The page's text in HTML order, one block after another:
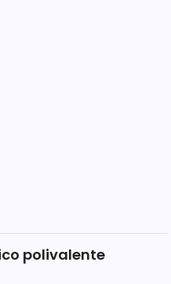
polivalente